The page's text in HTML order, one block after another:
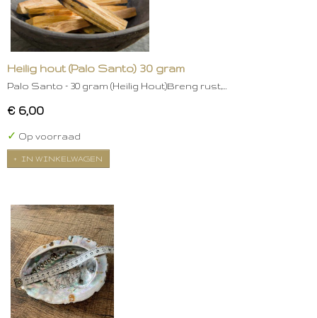
Heilig hout (Palo Santo) 30 gram
Palo Santo – 30 gram (Heilig Hout)Breng rust,…
€ 6,00
✓ Op voorraad
IN WINKELWAGEN